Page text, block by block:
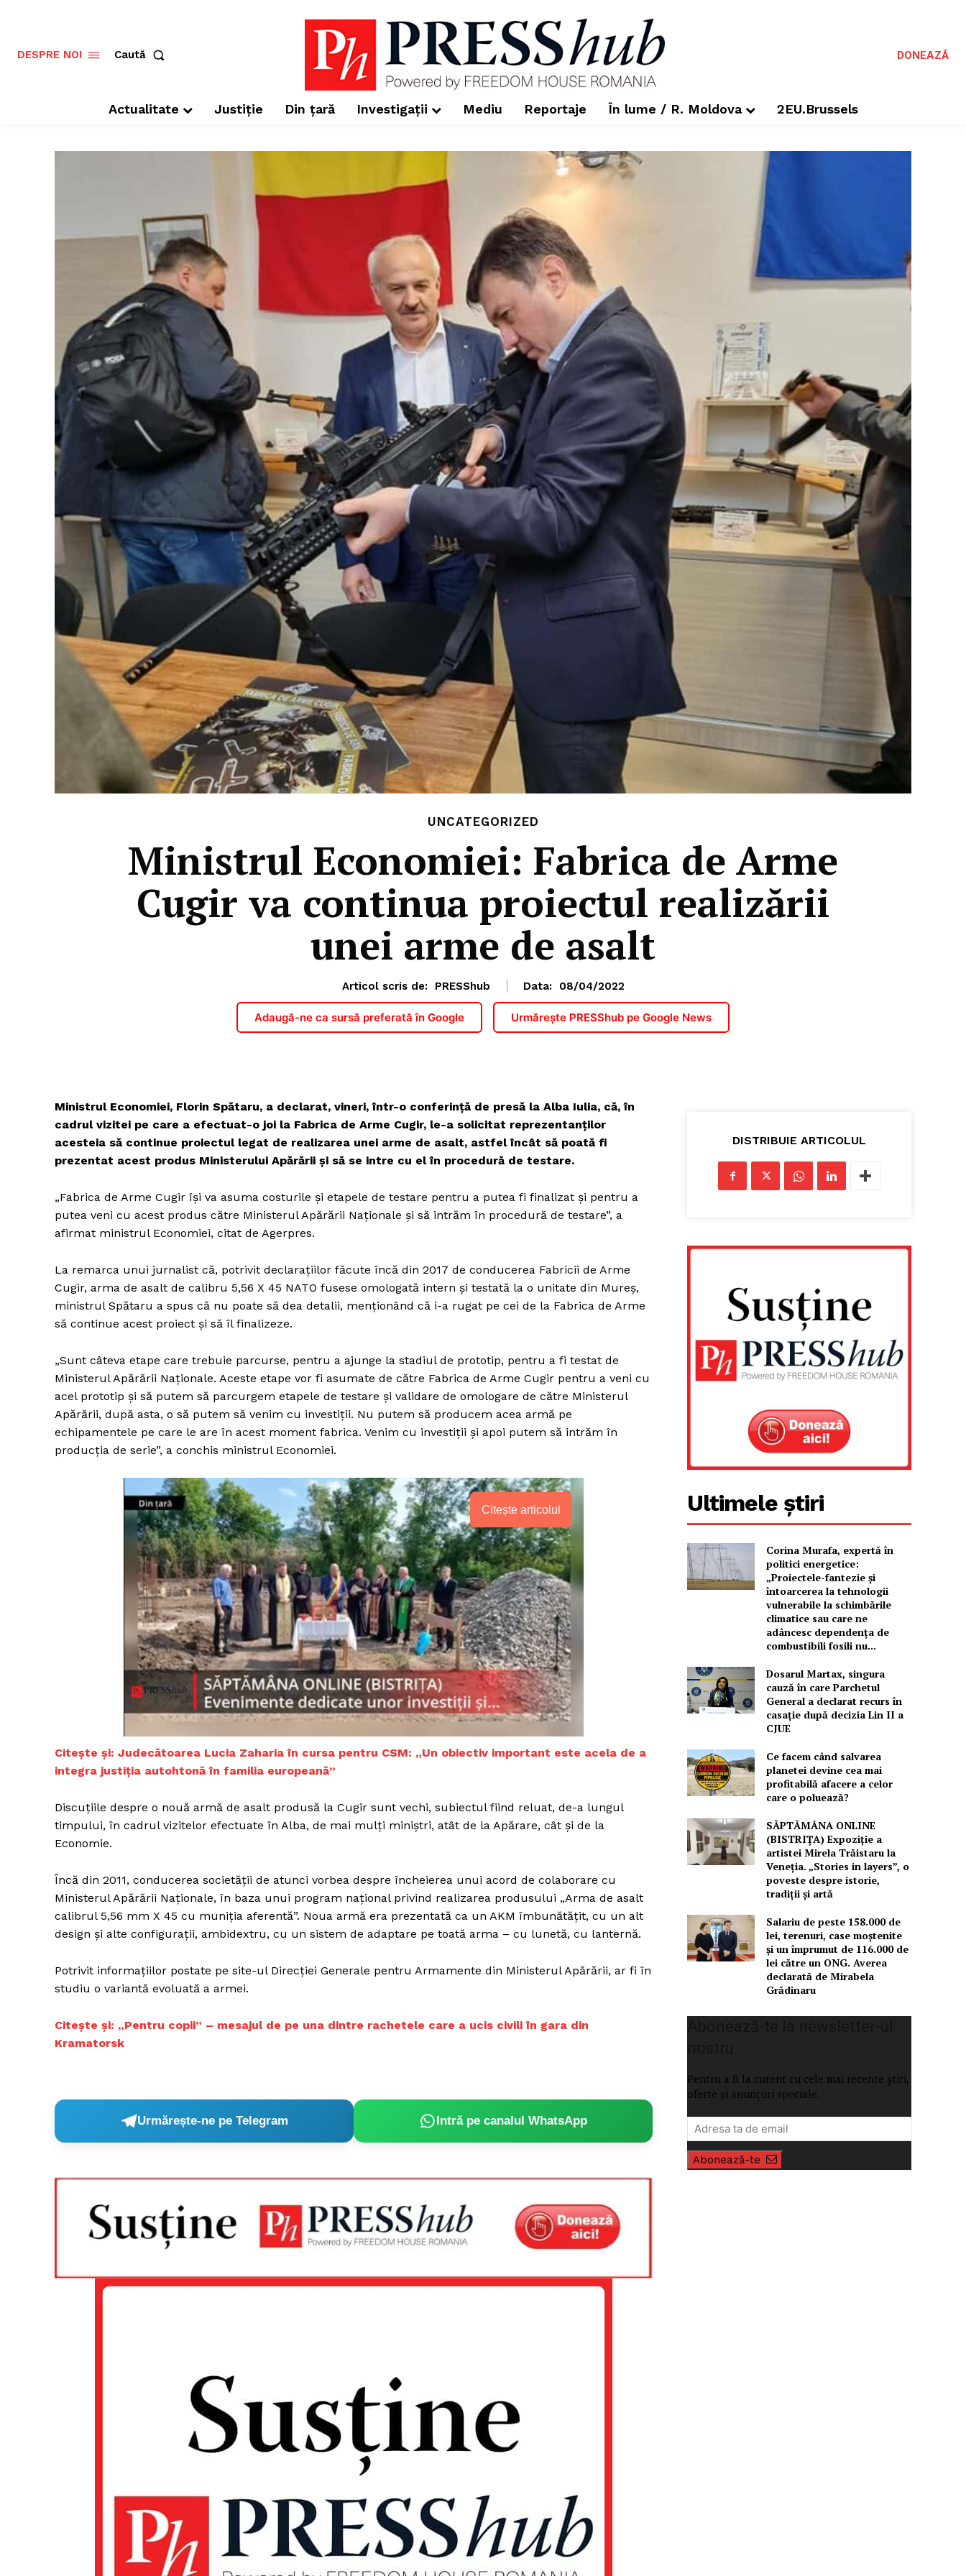
Un proiect
FREEDOM HOUSE
ROMÂNIA
PRESShub
Despre noi / Echipa
Proiecte editoriale
Rețea
Contact
DESPRE NOI Caută DONEAZĂ
Actualitate Justiție Din țară Investigații Mediu Reportaje În lume / R. Moldova 2EU.Brussels
UNCATEGORIZED
Ministrul Economiei: Fabrica de Arme
Cugir va continua proiectul realizării
unei arme de asalt
Articol scris de: PRESShub Data: 08/04/2022
Adaugă-ne ca sursă preferată în Google Urmărește PRESShub pe Google News
Ministrul Economiei, Florin Spătaru, a declarat, vineri, într-o conferinţă de presă la Alba Iulia, că, în
cadrul vizitei pe care a efectuat-o joi la Fabrica de Arme Cugir, le-a solicitat reprezentanţilor
acesteia să continue proiectul legat de realizarea unei arme de asalt, astfel încât să poată fi
prezentat acest produs Ministerului Apărării şi să se intre cu el în procedură de testare.
„Fabrica de Arme Cugir îşi va asuma costurile şi etapele de testare pentru a putea fi finalizat şi pentru a
putea veni cu acest produs către Ministerul Apărării Naţionale şi să intrăm în procedură de testare”, a
afirmat ministrul Economiei, citat de Agerpres.
La remarca unui jurnalist că, potrivit declaraţiilor făcute încă din 2017 de conducerea Fabricii de Arme
Cugir, arma de asalt de calibru 5,56 X 45 NATO fusese omologată intern şi testată la o unitate din Mureş,
ministrul Spătaru a spus că nu poate să dea detalii, menţionând că i-a rugat pe cei de la Fabrica de Arme
să continue acest proiect şi să îl finalizeze.
„Sunt câteva etape care trebuie parcurse, pentru a ajunge la stadiul de prototip, pentru a fi testat de
Ministerul Apărării Naţionale. Aceste etape vor fi asumate de către Fabrica de Arme Cugir pentru a veni cu
acel prototip şi să putem să parcurgem etapele de testare şi validare de omologare de către Ministerul
Apărării, după asta, o să putem să venim cu investiţii. Nu putem să producem acea armă pe
echipamentele pe care le are în acest moment fabrica. Venim cu investiţii şi apoi putem să intrăm în
producţia de serie”, a conchis ministrul Economiei.
Citește articolul
Citeşte şi: Judecătoarea Lucia Zaharia în cursa pentru CSM: „Un obiectiv important este acela de a
integra justiţia autohtonă în familia europeană”
Discuţiile despre o nouă armă de asalt produsă la Cugir sunt vechi, subiectul fiind reluat, de-a lungul
timpului, în cadrul vizitelor efectuate în Alba, de mai mulţi miniştri, atât de la Apărare, cât şi de la
Economie.
Încă din 2011, conducerea societăţii de atunci vorbea despre încheierea unui acord de colaborare cu
Ministerul Apărării Naţionale, în baza unui program naţional privind realizarea produsului „Arma de asalt
calibrul 5,56 mm X 45 cu muniţia aferentă”. Noua armă era prezentată ca un AKM îmbunătăţit, cu un alt
design şi alte configuraţii, ambidextru, cu un sistem de adaptare pe toată arma – cu lunetă, cu lanternă.
Potrivit informaţiilor postate pe site-ul Direcţiei Generale pentru Armamente din Ministerul Apărării, ar fi în
studiu o variantă evoluată a armei.
Citeşte şi: „Pentru copii” – mesajul de pe una dintre rachetele care a ucis civili în gara din
Kramatorsk
Urmărește-ne pe Telegram Intră pe canalul WhatsApp
DISTRIBUIE ARTICOLUL
Ultimele știri
Corina Murafa, expertă în
politici energetice:
„Proiectele-fantezie și
întoarcerea la tehnologii
vulnerabile la schimbările
climatice sau care ne
adâncesc dependența de
combustibili fosili nu...
Dosarul Martax, singura
cauză în care Parchetul
General a declarat recurs în
casație după decizia Lin II a
CJUE
Ce facem când salvarea
planetei devine cea mai
profitabilă afacere a celor
care o poluează?
SĂPTĂMÂNA ONLINE
(BISTRIȚA) Expoziție a
artistei Mirela Trăistaru la
Veneția. „Stories in layers”, o
poveste despre istorie,
tradiții și artă
Salariu de peste 158.000 de
lei, terenuri, case moștenite
și un împrumut de 116.000 de
lei către un ONG. Averea
declarată de Mirabela
Grădinaru
Pentru a fi la curent cu cele mai recente știri,
oferte și anunțuri speciale.
Abonează-te